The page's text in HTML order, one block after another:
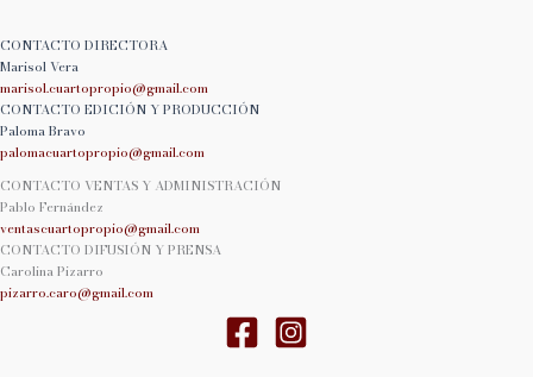
CONTACTO DIRECTORA
Marisol Vera
marisol.cuartopropio@gmail.com
CONTACTO EDICIÓN Y PRODUCCIÓN
Paloma Bravo
palomacuartopropio@gmail.com
CONTACTO VENTAS Y ADMINISTRACIÓN
Pablo Fernández
ventascuartopropio@gmail.com
CONTACTO DIFUSIÓN Y PRENSA
Carolina Pizarro
pizarro.caro@gmail.com